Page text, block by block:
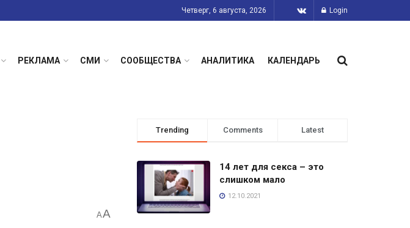
Четверг, 6 августа, 2026 Login
РЕКЛАМА СМИ СООБЩЕСТВА АНАЛИТИКА КАЛЕНДАРЬ
AA
Trending Comments Latest
14 лет для секса – это
слишком мало
12.10.2021